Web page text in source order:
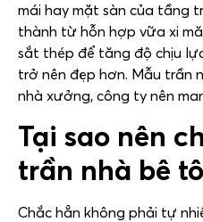
mái hay mặt sàn của tầng
thành từ hỗn hợp vữa xi
sắt thép để tăng độ chịu
trở nên đẹp hơn. Mẫu trần
nhà xưởng, công ty nên
Tại sao nên
trần nhà bê
Chắc hẳn không phải tự